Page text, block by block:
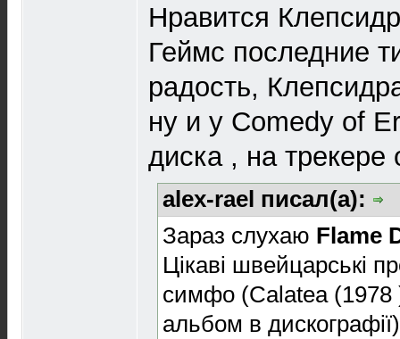
Нравится
Геймс последние
радость,
ну и у Comedy of
диска , на трекере
alex-rael писал(а):
Зараз слухаю Flame
Цікаві швейцарські
симфо (Calatea (1978
альбом в